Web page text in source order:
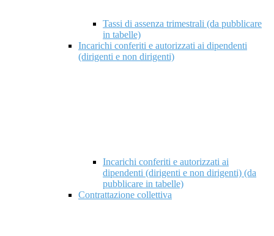
Tassi di assenza trimestrali (da pubblicare
in tabelle)
Incarichi conferiti e autorizzati ai dipendenti
(dirigenti e non dirigenti)
Incarichi conferiti e autorizzati ai
dipendenti (dirigenti e non dirigenti) (da
pubblicare in tabelle)
Contrattazione collettiva